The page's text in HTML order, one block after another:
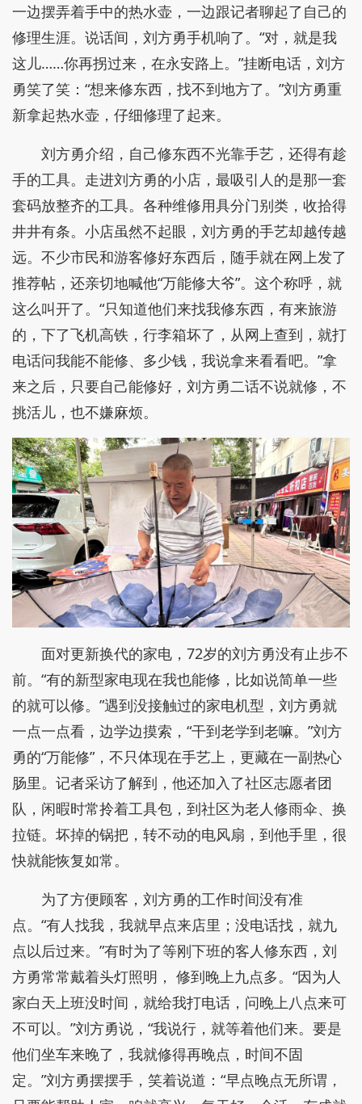
一边摆弄着手中的热水壶，一边跟记者聊起了自己的
修理生涯。说话间，刘方勇手机响了。“对，就是我
这儿……你再拐过来，在永安路上。”挂断电话，刘方
勇笑了笑：“想来修东西，找不到地方了。”刘方勇重
新拿起热水壶，仔细修理了起来。
刘方勇介绍，自己修东西不光靠手艺，还得有趁
手的工具。走进刘方勇的小店，最吸引人的是那一套
套码放整齐的工具。各种维修用具分门别类，收拾得
井井有条。小店虽然不起眼，刘方勇的手艺却越传越
远。不少市民和游客修好东西后，随手就在网上发了
推荐帖，还亲切地喊他“万能修大爷”。这个称呼，就
这么叫开了。“只知道他们来找我修东西，有来旅游
的，下了飞机高铁，行李箱坏了，从网上查到，就打
电话问我能不能修、多少钱，我说拿来看看吧。”拿
来之后，只要自己能修好，刘方勇二话不说就修，不
挑活儿，也不嫌麻烦。
面对更新换代的家电，72岁的刘方勇没有止步不
前。“有的新型家电现在我也能修，比如说简单一些
的就可以修。”遇到没接触过的家电机型，刘方勇就
一点一点看，边学边摸索，“干到老学到老嘛。”刘方
勇的“万能修”，不只体现在手艺上，更藏在一副热心
肠里。记者采访了解到，他还加入了社区志愿者团
队，闲暇时常拎着工具包，到社区为老人修雨伞、换
拉链。坏掉的锅把，转不动的电风扇，到他手里，很
快就能恢复如常。
为了方便顾客，刘方勇的工作时间没有准
点。“有人找我，我就早点来店里；没电话找，就九
点以后过来。”有时为了等刚下班的客人修东西，刘
方勇常常戴着头灯照明， 修到晚上九点多。“因为人
家白天上班没时间，就给我打电话，问晚上八点来可
不可以。”刘方勇说，“我说行，就等着他们来。要是
他们坐车来晚了，我就修得再晚点，时间不固
定。”刘方勇摆摆手，笑着说道：“早点晚点无所谓，